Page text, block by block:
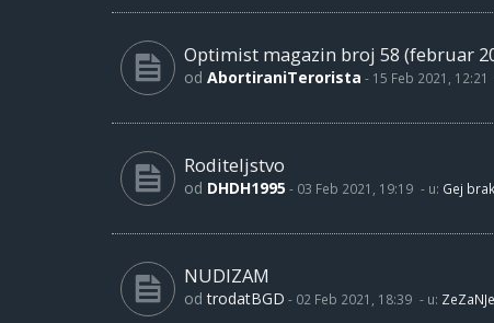
Optimist magazin broj 58 (februar
od AbortiraniTerorista - 15 Feb 2021, 12:21
Roditeljstvo
od DHDH1995 - 03 Feb 2021, 19:19 - u: Gej
NUDIZAM
odtrodatBGD - 02 Feb 2021, 18:39 - u: